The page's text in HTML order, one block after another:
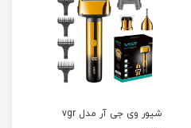
شیور وی جی آر مدل vgr